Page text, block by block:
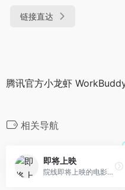
链接直达
腾讯官方小龙虾
相关导航
即将上映
院线即将上映的电影名单